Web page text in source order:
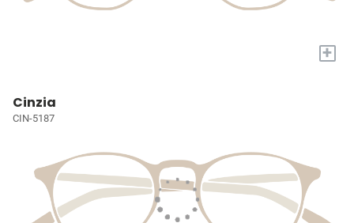
+
Cinzia
CIN-5187